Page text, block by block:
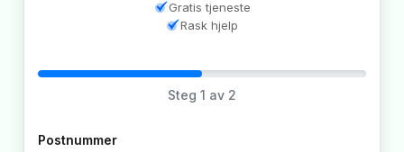
Gratis tjeneste
Rask hjelp
Steg 1 av 2
Postnummer